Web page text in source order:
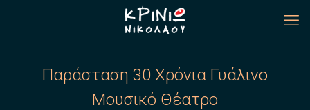
Παράσταση 30 Χρόνια Γυάλινο
Μουσικό Θέατρο